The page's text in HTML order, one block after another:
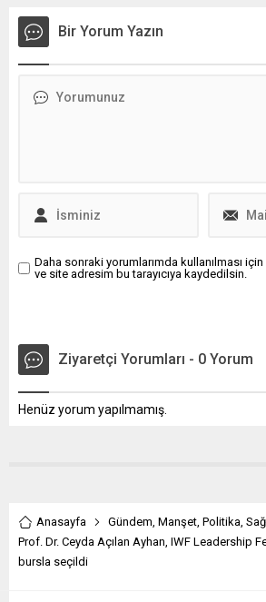
Doğal Dil İşleme Yarışması
için başvurular 15
Bir Yorum Yazın
Daha sonraki yorumlarımda kullanılması
ve site adresim bu tarayıcıya kaydedilsin.
Ziyaretçi Yorumları - 0 Yorum
Henüz yorum yapılmamış.
Anasayfa Gündem, Manşet, Politika,
Prof. Dr. Ceyda Açılan Ayhan, IWF Leadership
bursla seçildi